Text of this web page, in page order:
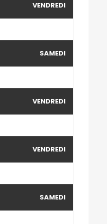
VENDREDI
SAMEDI
VENDREDI
VENDREDI
SAMEDI